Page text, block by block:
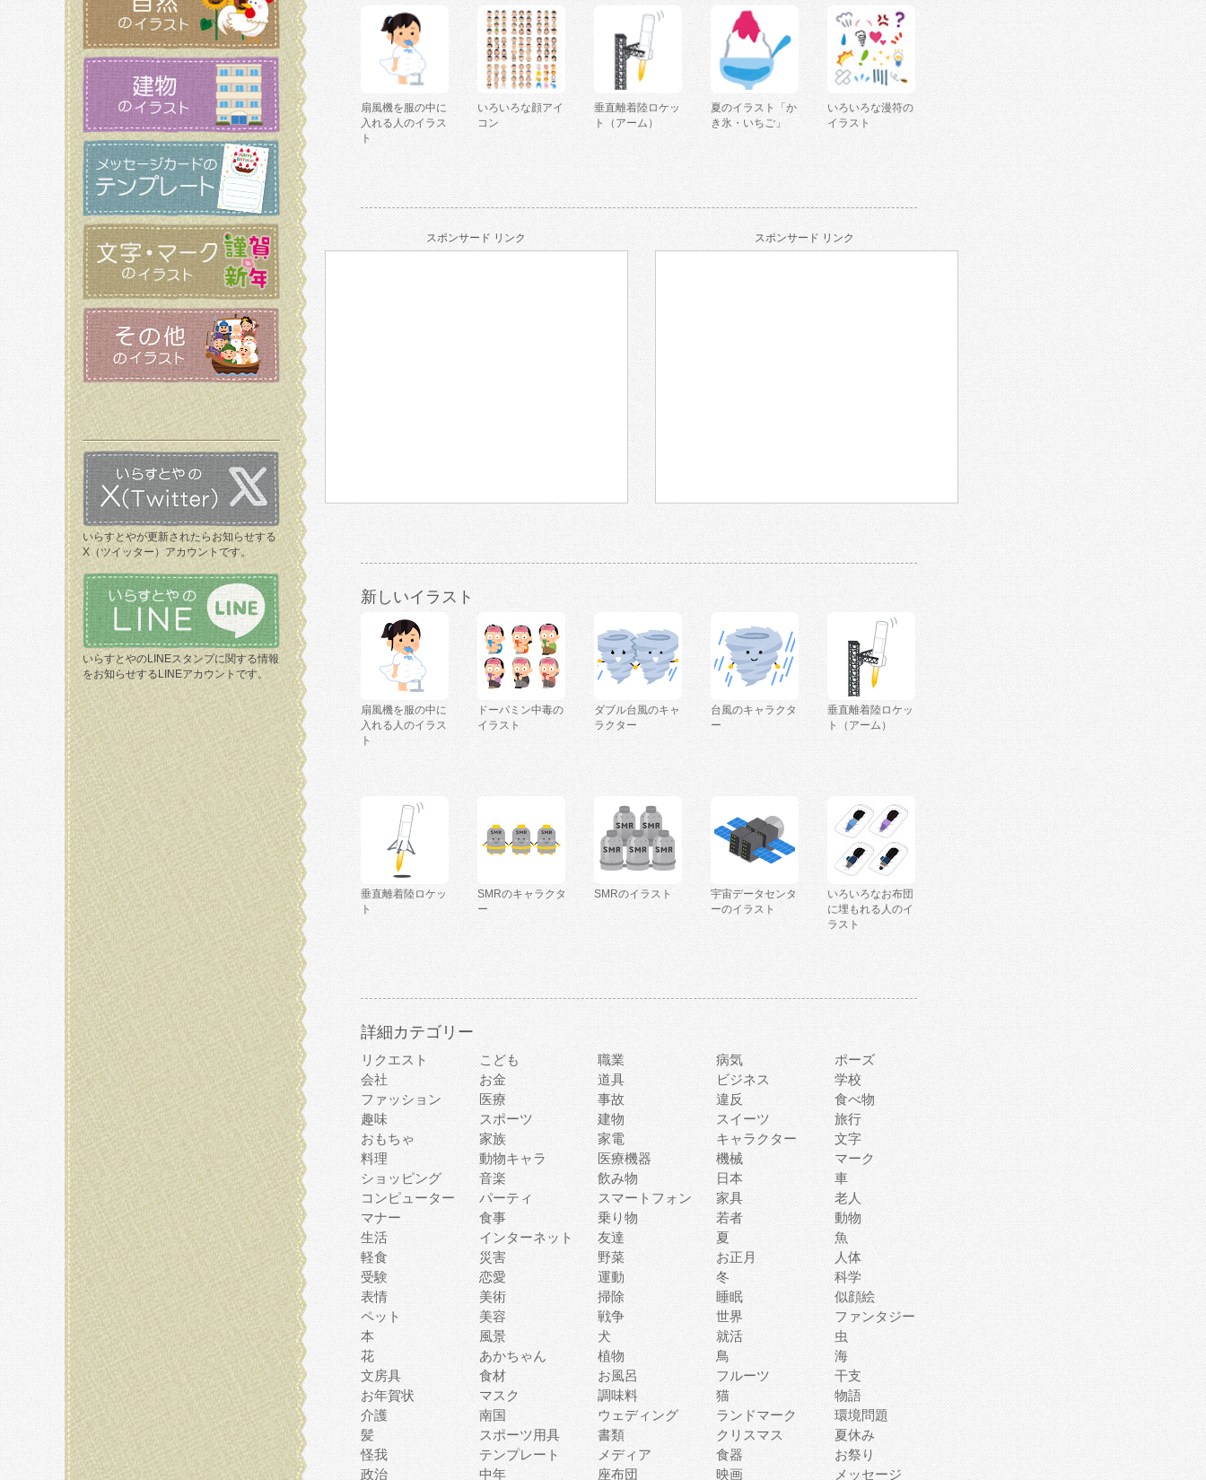
いらすとやが更新されたらお知らせする
X（ツイッター）アカウントです。
いらすとやのLINEスタンプに関する情報
をお知らせするLINEアカウントです。
扇風機を服の中に
入れる人のイラス
ト
いろいろな顔アイ
コン
垂直離着陸ロケッ
ト（アーム）
夏のイラスト「か
き氷・いちご」
いろいろな漫符の
イラスト
スポンサード リンク スポンサード リンク
新しいイラスト
扇風機を服の中に
入れる人のイラス
ト
ドーパミン中毒の
イラスト
ダブル台風のキャ
ラクター
台風のキャラクタ
ー
垂直離着陸ロケッ
ト（アーム）
垂直離着陸ロケッ
ト
SMRのキャラクタ
ー
SMRのイラスト
宇宙データセンタ
ーのイラスト
いろいろなお布団
に埋もれる人のイ
ラスト
詳細カテゴリー
リクエスト こども 職業 病気
ポーズ
会社
お金 道具 ビジネス
学校
ファッション
医療 事故 違反
食べ物
趣味
スポーツ 建物 スイーツ
旅行
おもちゃ
家族 家電 キャラクター
文字
料理
動物キャラ 医療機器 機械
マーク
ショッピング
音楽 飲み物 日本
車
コンピューター
パーティ スマートフォン 家具
老人
マナー
食事 乗り物 若者
動物
生活
インターネット 友達 夏
魚
軽食
災害 野菜 お正月
人体
受験
恋愛 運動 冬
科学
表情
美術 掃除 睡眠
似顔絵
ペット
美容 戦争 世界
ファンタジー
本
風景 犬 就活
虫
花
あかちゃん 植物 鳥
海
文房具
食材 お風呂 フルーツ
干支
お年賀状
マスク 調味料 猫
物語
介護
南国 ウェディング ランドマーク
環境問題
髪
スポーツ用具 書類 クリスマス
夏休み
怪我
テンプレート メディア 食器
お祭り
政治
中年 座布団 映画 メッセージ